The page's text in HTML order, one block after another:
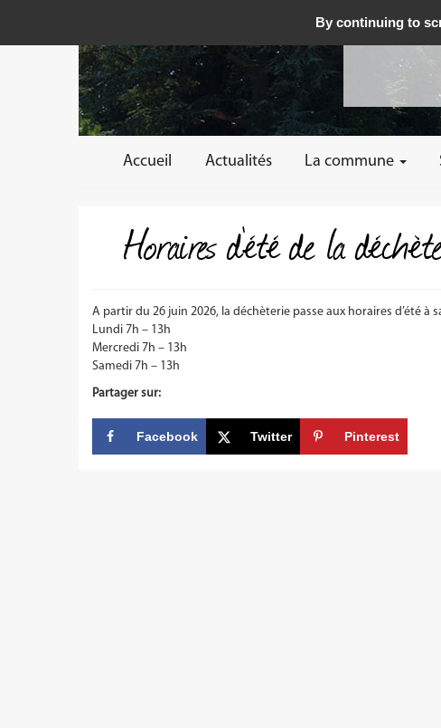
Accueil Actualités La commune
Horaires d’été de la
A partir du 26 juin 2026, la déchèterie passe aux horaires d’été à
Lundi 7h – 13h
Mercredi 7h – 13h
Samedi 7h – 13h
Partager sur:
Facebook Twitter Pinterest
By continuing to